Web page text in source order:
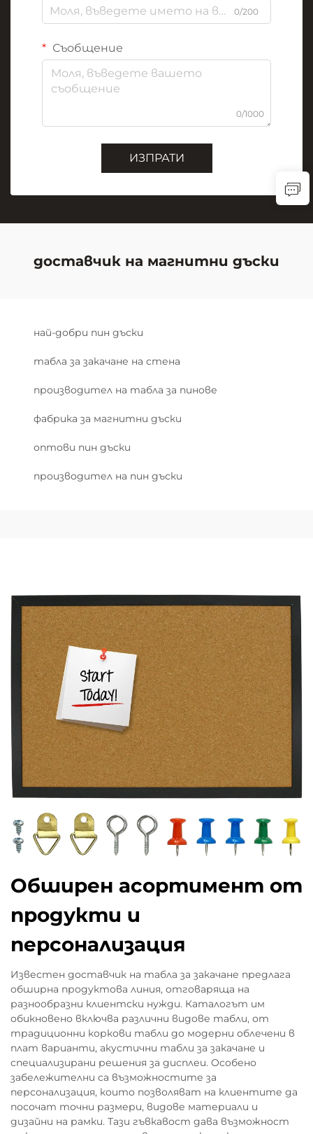
0/200
Съобщение
0/1000
ИЗПРАТИ
доставчик на магнитни дъски
най-добри пин дъски
табла за закачане на стена
производител на табла за пинове
фабрика за магнитни дъски
оптови пин дъски
производител на пин дъски
Обширен асортимент от
продукти и
персонализация
Известен доставчик на табла за закачане предлага
обширна продуктовa линия, отговаряща на
разнообразни клиентски нужди. Каталогът им
обикновено включва различни видове табли, от
традиционни коркови табли до модерни облечени в
плат варианти, акустични табли за закачане и
специализирани решения за дисплеи. Особено
забележителни са възможностите за
персонализация, които позволяват на клиентите да
посочат точни размери, видове материали и
дизайни на рамки. Тази гъвкавост дава възможност